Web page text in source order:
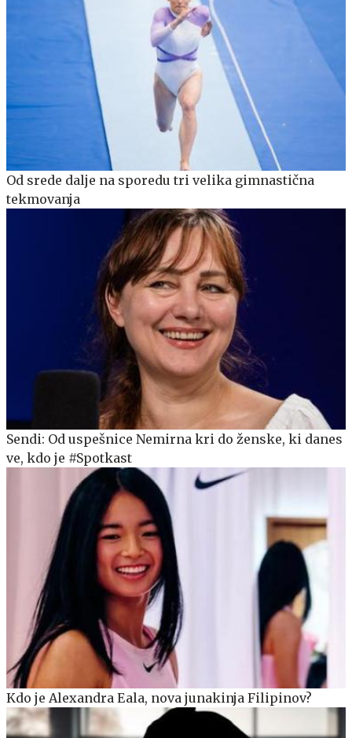
Od srede dalje na sporedu tri velika gimnastična
tekmovanja
Sendi: Od uspešnice Nemirna kri do ženske, ki danes
ve, kdo je #Spotkast
Kdo je Alexandra Eala, nova junakinja Filipinov?